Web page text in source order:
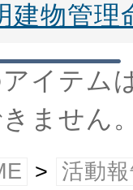
建物管理
イテム
ません。
> 活動